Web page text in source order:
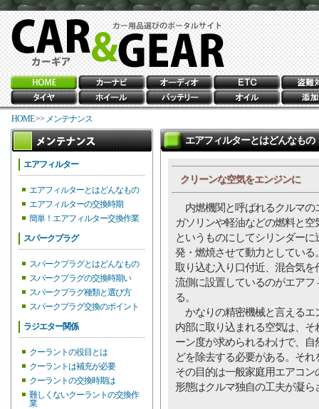
HOME>> メンテナンス
エアフィルター
エアフィルターとはどんなもの
エアフィルターの交換時期
簡単！エアフィルター交換作業
スパークプラグ
スパークプラグとはどんなもの
スパークプラグの交換時期い
スパークプラグ種類と選び方
スパークプラグ交換のポイント
ラジエター関係
クーラントの役目とは
クーラントは補充が必要
クーラントの交換時期は
難しくないクーラントの交換作
業
エアフィルターとはどんなもの
クリーンな空気をエンジンに
内燃機関と呼ばれるクルマの
ガソリンや軽油などの燃料と空
というものにしてシリンダーに
発・燃焼させて動力としている
取り込む入り口付近、混合気を
流側に設置しているのがエアフ
る。
かなりの精密機械と言えるエ
内部に取り込まれる空気は、そ
ーン度が求められるわけで、
どを除去する必要がある。そ
その目的は一般家庭用エアコ
形態はクルマ独自の工夫が凝ら